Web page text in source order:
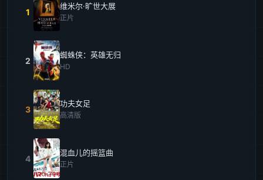
1
维米尔·旷世大展
正片
2
蜘蛛侠：英雄无归
HD
3
功夫女足
高清版
4
混血儿的摇篮曲
正片